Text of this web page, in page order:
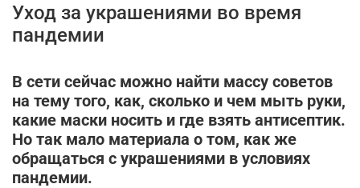
Уход за украшениями во время
пандемии
В сети сейчас можно найти массу советов
на тему того, как, сколько и чем мыть руки,
какие маски носить и где взять антисептик.
Но так мало материала о том, как же
обращаться с украшениями в условиях
пандемии.